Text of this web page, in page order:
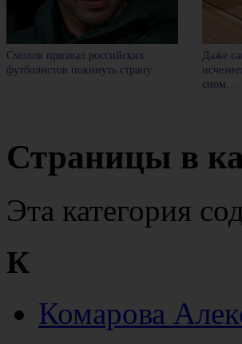
Смолов призвал российских
футболистов покинуть страну
Даже
сном…
Страницы в
Эта категория
К
Комарова